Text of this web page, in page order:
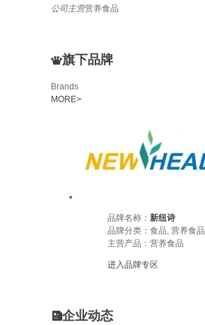
公司主营营养食品
旗下品牌
Brands
MORE>
品牌名称： 新纽诗
品牌分类：食品, 营养食品
主营产品：营养食品
进入品牌专区
企业动态